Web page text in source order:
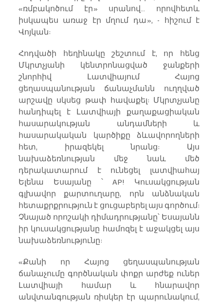
«ռմբակոծում էր» սրանով… որովհետև
իսկապես առաջ էր մղում դա», - հիշում է
Վոյկան:
Հոդվածի հեղինակը շեշտում է, որ հենց
Մկրտչյանի կենտրոնացված ջանքերի
շնորհիվ Լատվիայում Հայոց
ցեղասպանության ճանաչմանն ուղղված
արշավը սկսեց թափ հավաքել: Մկրտչյանը
հանդիպել է Լատվիայի քաղաքացիական
հասարակության անդամների և
հասարակական կարծիքը ձևավորողների
հետ, իրազեկել նրանց: Այս
նախաձեռնության մեջ նաև մեծ
դերակատարում է ունեցել լատվիահայ
Ելենա Եսայանը ՝ AP! Կուսակցության
գլխավոր քարտուղարը, որն անձնական
հետաքրքրություն է ցուցաբերել այս գործում:
Չնայած որոշակի դիմադրությանը՝ Եսայանն
իր կուսակցությանը համոզել է աջակցել այս
նախաձեռնությունը:
«Քանի որ Հայոց ցեղասպանության
ճանաչումը գործնական փոքր արժեք ուներ
Լատվիայի համար և հնարավոր
անվտանգության ռիսկեր էր պարունակում,